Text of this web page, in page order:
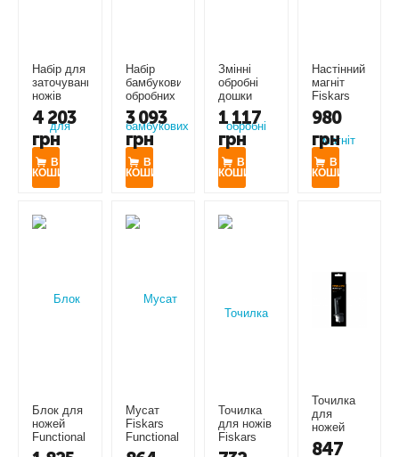
Набір для
заточування
ножів
Fiskars
Premium
Whetston
(1058937)
4 203
грн
В
КОШИК
Набір
бамбукових
обробних
дощок
Fiskars
Functional
Form™
(1057550)
3 093
грн
В
КОШИК
Змінні
обробні
дошки
Fiskars
Functional
Form™
(1059231)
1 117
грн
В
КОШИК
Настінний
магніт
Fiskars
Functional
Form +
(1019218)
980
грн
В
КОШИК
Блок для
ножей
Functional
Form
Мусат
Fiskars
Functional
Form
Точилка
для ножів
Fiskars
Essential
Точилка
для
ножей
Fiskars
Roll-
847